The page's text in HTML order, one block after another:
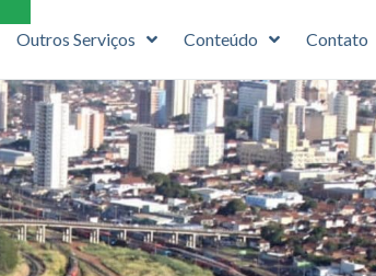
Outros Serviços Conteúdo Contato